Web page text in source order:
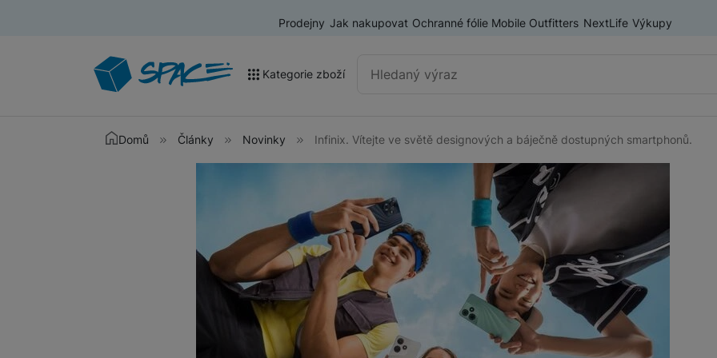
Prodejny Jak nakupovat Ochranné fólie Mobile Outfitters NextLife Výkupy
Vyhledávání
Kategorie zboží
Akce a výprodej
Výprodej
Nositelná elektronika
Televize
Domácí spotřebiče
Příslušenství
Mobilní telefony
Domácí spotřebiče
Domů Články Novinky Infinix. Vítejte ve světě designových a báječně dostupných smartphonů.